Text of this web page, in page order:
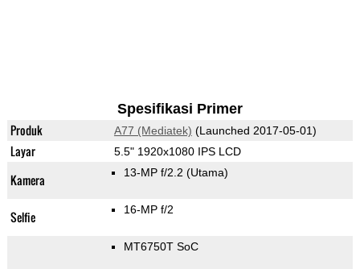
Spesifikasi Primer
Produk A77 (Mediatek) (Launched 2017-05-01)
Layar 5.5" 1920x1080 IPS LCD
Kamera 13-MP f/2.2 (Utama)
Selfie 16-MP f/2
MT6750T SoC